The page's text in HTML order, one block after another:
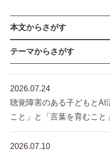
本文からさがす
テーマからさがす
2026.07.24
聴覚障害のある子どもとAI
こと」と「言葉を育むこ
2026.07.10